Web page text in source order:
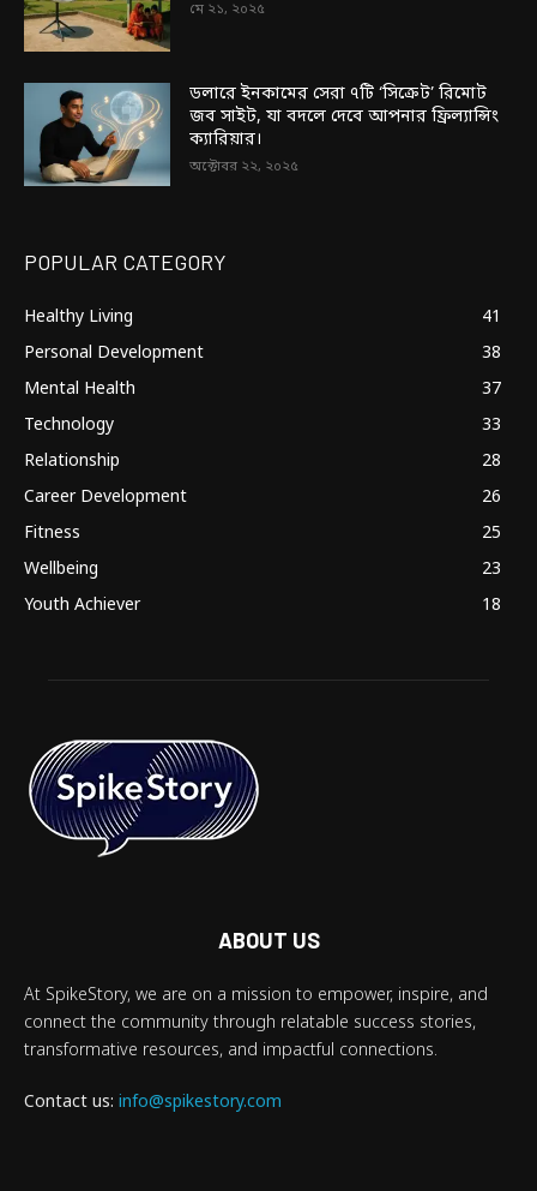
মে ২১, ২০২৫
ডলারে ইনকামের সেরা ৭টি ‘সিক্রেট’ রিমোট
জব সাইট, যা বদলে দেবে আপনার ফ্রিল্যান্সিং
ক্যারিয়ার।
অক্টোবর ২২, ২০২৫
POPULAR CATEGORY
Healthy Living
41
Personal Development
38
Mental Health
37
Technology
33
Relationship
28
Career Development
26
Fitness
25
Wellbeing
23
Youth Achiever
18
ABOUT US
At SpikeStory, we are on a mission to empower, inspire, and
connect the community through relatable success stories,
transformative resources, and impactful connections.
Contact us: info@spikestory.com